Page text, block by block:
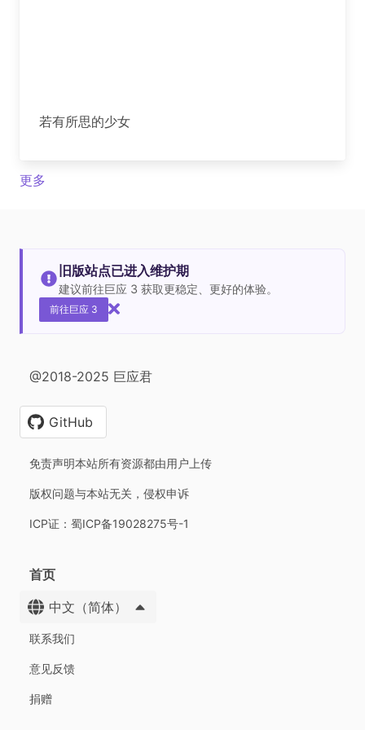
若有所思的少女
更多
旧版站点已进入维护期
建议前往巨应 3 获取更稳定、更好的体验。
前往巨应 3
@2018-2025 巨应君
GitHub
免责声明本站所有资源都由用户上传
版权问题与本站无关，侵权申诉
ICP证：蜀ICP备19028275号-1
首页
中文（简体）
联系我们
意见反馈
捐赠